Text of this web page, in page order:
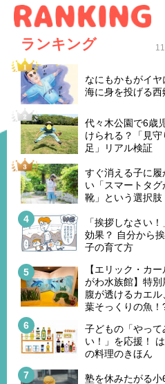
ランキング
なにもかもがイヤ
海に身を投げる西
代々木公園で6歳
けられる？「見守
足」リアル検証
すぐ消える子に履
い「スマートタグ
靴」という選択肢
「挨拶しなさい
効果？ 自分から
子の育て方
【エリック・カ
がわ水族館】特
腹が透けるカエル
葉そっくりの魚！
子どもの「やって
い！」を応援！
の料理のきほん
塾を休みたがる小